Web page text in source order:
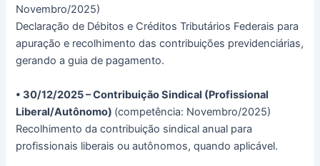
Novembro/2025)
Declaração de Débitos e Créditos Tributários Federais para
apuração e recolhimento das contribuições previdenciárias,
gerando a guia de pagamento.
• 30/12/2025 – Contribuição Sindical (Profissional
Liberal/Autônomo) (competência: Novembro/2025)
Recolhimento da contribuição sindical anual para
profissionais liberais ou autônomos, quando aplicável.